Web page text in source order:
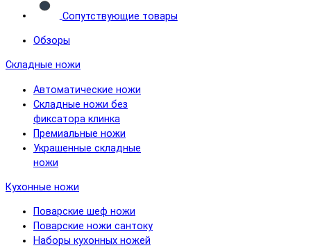
Сопутствующие товары
Обзоры
Складные ножи
Автоматические ножи
Складные ножи без
фиксатора клинка
Премиальные ножи
Украшенные складные
ножи
Кухонные ножи
Поварские шеф ножи
Поварские ножи сантоку
Наборы кухонных ножей